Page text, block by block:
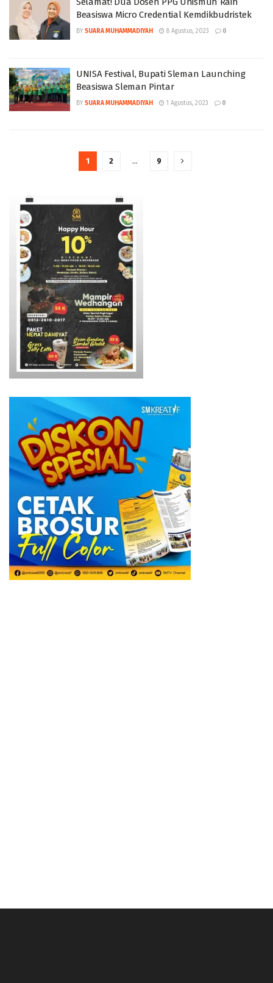
Beasiswa Micro Credential Kemdikbudristek
BY SUARA MUHAMMADIYAH 8 Agustus, 2023 0
UNISA Festival, Bupati Sleman Launching
Beasiswa Sleman Pintar
BY SUARA MUHAMMADIYAH 1 Agustus, 2023 0
1 2 … 9